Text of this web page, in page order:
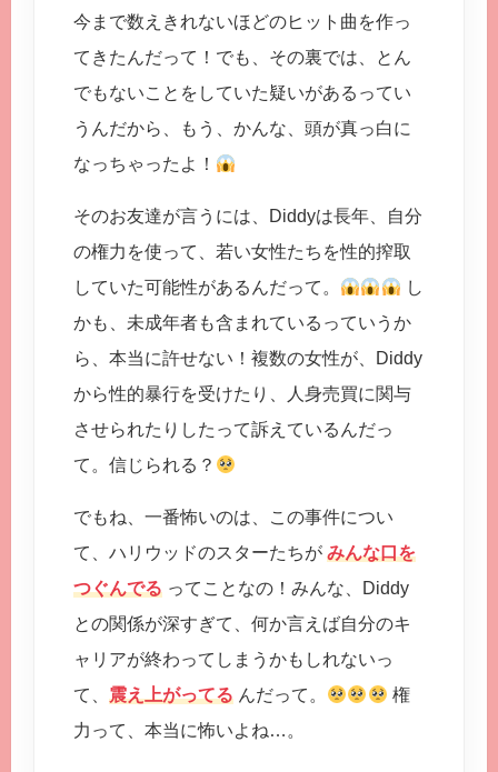
今まで数えきれないほどのヒット曲を作っ
てきたんだって！でも、その裏では、とん
でもないことをしていた疑いがあるってい
うんだから、もう、かんな、頭が真っ白に
なっちゃったよ！
そのお友達が言うには、Diddyは長年、自分
の権力を使って、若い女性たちを性的搾取
していた可能性があるんだって。
し
かも、未成年者も含まれているっていうか
ら、本当に許せない！複数の女性が、Diddy
から性的暴行を受けたり、人身売買に関与
させられたりしたって訴えているんだっ
て。信じられる？
でもね、一番怖いのは、この事件につい
て、ハリウッドのスターたちが みんな口を
つぐんでる ってことなの！みんな、Diddy
との関係が深すぎて、何か言えば自分のキ
ャリアが終わってしまうかもしれないっ
て、 震え上がってる んだって。
権
力って、本当に怖いよね…。